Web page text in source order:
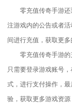
零充值传奇手游
注游戏内的公告或者
间进行充值，获取更多
零充值传奇手游
只需要登录游戏账号
式，进行支付操作，
验，获取更多游戏资